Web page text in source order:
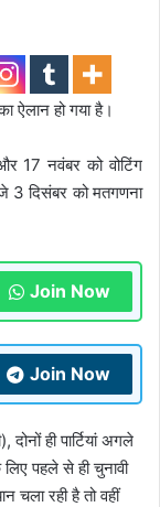
ऐलान हो गया है।
17 नवंबर को वोटिंग
3 दिसंबर को मतगणना
Join Now
Join Now
दोनों ही पार्टियां अगले
पहले से ही चुनावी
चला रही है तो वहीं